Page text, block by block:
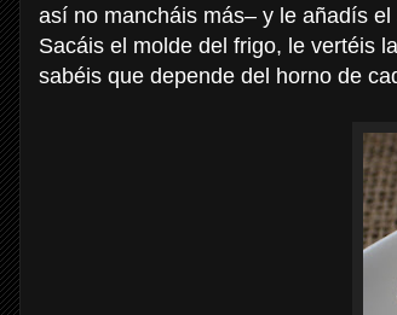
así no mancháis más– y le añadís
Sacáis el molde del frigo, le vertéis
sabéis que depende del horno de